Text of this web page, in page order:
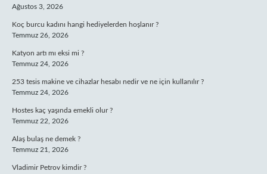
Ağustos 3, 2026
Koç burcu kadını hangi hediyelerden hoşlanır ?
Temmuz 26, 2026
Katyon artı mı eksi mi ?
Temmuz 24, 2026
253 tesis makine ve cihazlar hesabı nedir ve ne için kullanılır ?
Temmuz 24, 2026
Hostes kaç yaşında emekli olur ?
Temmuz 22, 2026
Alaş bulaş ne demek ?
Temmuz 21, 2026
Vladimir Petrov kimdir ?